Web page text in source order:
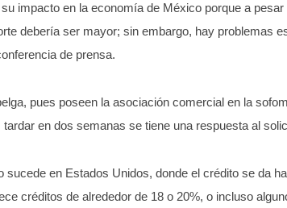
impacto en la economía de México porque a pesar
debería ser mayor; sin embargo, hay problemas
de prensa.
pues poseen la asociación comercial en la
en dos semanas se tiene una respuesta al
en Estados Unidos, donde el crédito se da
créditos de alrededor de 18 o 20%, o incluso